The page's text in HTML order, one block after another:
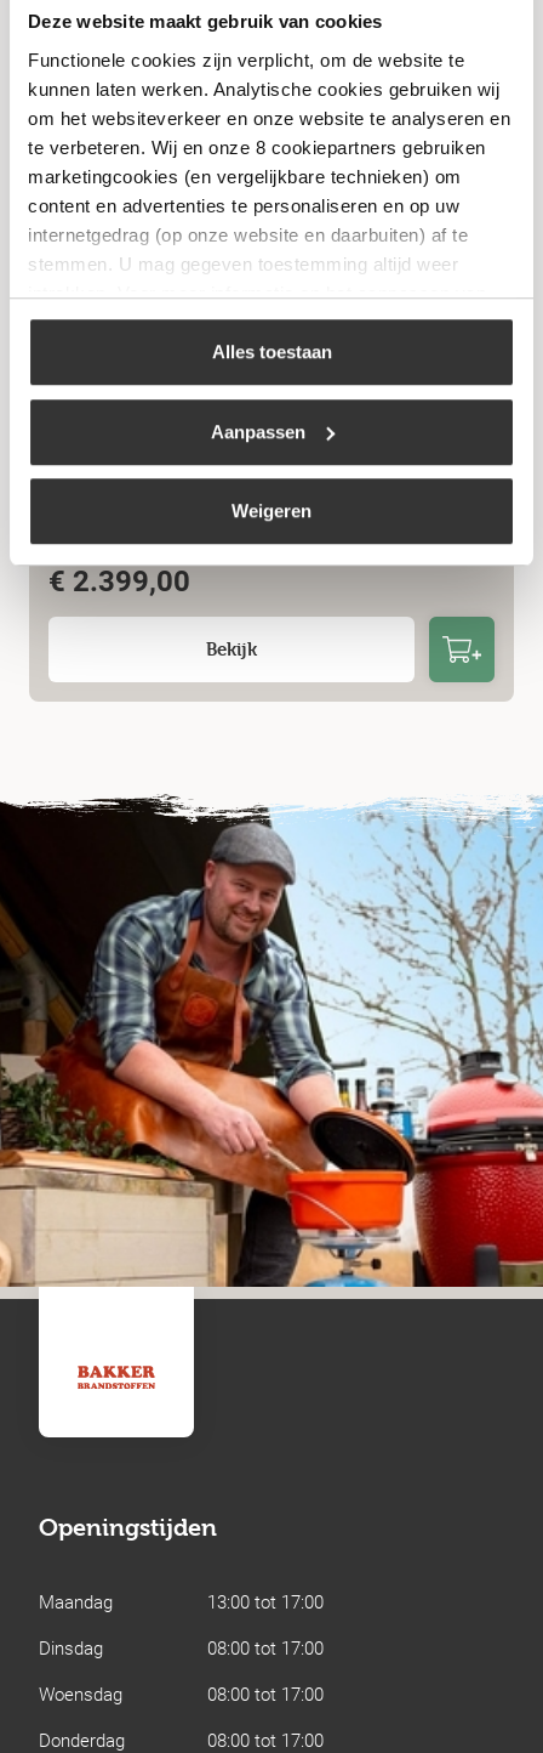
Deze website maakt gebruik van cookies
Functionele cookies zijn verplicht, om de website te
kunnen laten werken. Analytische cookies gebruiken wij
om het websiteverkeer en onze website te analyseren en
te verbeteren. Wij en onze 8 cookiepartners gebruiken
marketingcookies (en vergelijkbare technieken) om
content en advertenties te personaliseren en op uw
internetgedrag (op onze website en daarbuiten) af te
stemmen. U mag gegeven toestemming altijd weer
intrekken. Voor meer informatie en het aanpassen van
uw keuze op onze website verwijzen wij u naar ons
Alles toestaan
Aanpassen
Weigeren
De meest verkochte kamado!
€1.599,00
Bekijk
Kamado Joe Classic 3
€ 2.399,00
Bekijk
Openingstijden
Maandag
13:00 tot 17:00
Dinsdag
08:00 tot 17:00
Woensdag
08:00 tot 17:00
Donderdag
08:00 tot 17:00